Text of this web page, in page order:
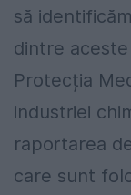
să
dintre
Protecția
industriei
raportarea
care sunt